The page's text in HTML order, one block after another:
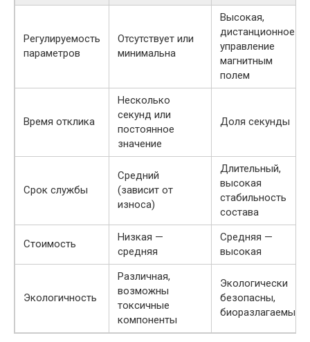
Регулируемость
параметров
Отсутствует или
минимальна
Высокая,
дистанционное
управление
магнитным
полем
Время отклика
Несколько
секунд или
постоянное
значение
Доля секунды
Срок службы
Средний
(зависит от
износа)
Длительный,
высокая
стабильность
состава
Стоимость
Низкая —
средняя
Средняя —
высокая
Экологичность
Различная,
возможны
токсичные
компоненты
Экологически
безопасны,
биоразлагаемы